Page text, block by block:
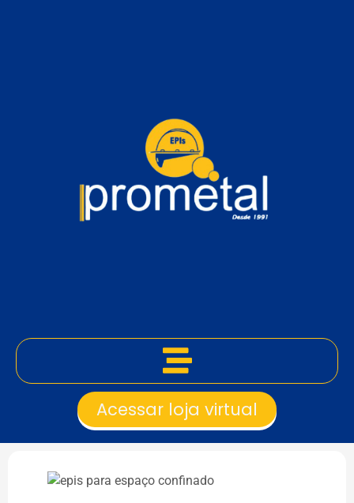
Acessar loja virtual